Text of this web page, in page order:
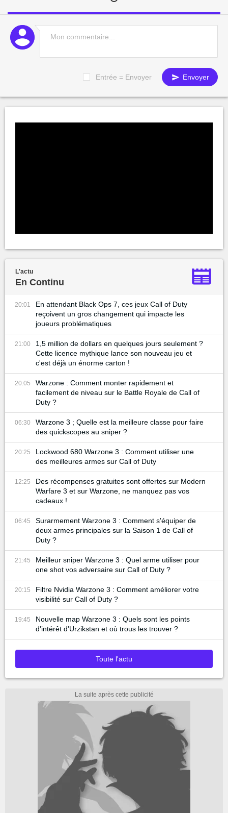
Entrée = Envoyer Envoyer
L'actu
En Continu
20:01
En attendant Black Ops 7, ces jeux Call of Duty
reçoivent un gros changement qui impacte les
joueurs problématiques
21:00
1,5 million de dollars en quelques jours seulement ?
Cette licence mythique lance son nouveau jeu et
c'est déjà un énorme carton !
20:05
Warzone : Comment monter rapidement et
facilement de niveau sur le Battle Royale de Call of
Duty ?
06:30
Warzone 3 ; Quelle est la meilleure classe pour faire
des quickscopes au sniper ?
20:25
Lockwood 680 Warzone 3 : Comment utiliser une
des meilleures armes sur Call of Duty
12:25
Des récompenses gratuites sont offertes sur Modern
Warfare 3 et sur Warzone, ne manquez pas vos
cadeaux !
06:45
Surarmement Warzone 3 : Comment s'équiper de
deux armes principales sur la Saison 1 de Call of
Duty ?
21:45
Meilleur sniper Warzone 3 : Quel arme utiliser pour
one shot vos adversaire sur Call of Duty ?
20:15
Filtre Nvidia Warzone 3 : Comment améliorer votre
visibilité sur Call of Duty ?
19:45
Nouvelle map Warzone 3 : Quels sont les points
d'intérêt d'Urzikstan et où trous les trouver ?
Toute l'actu